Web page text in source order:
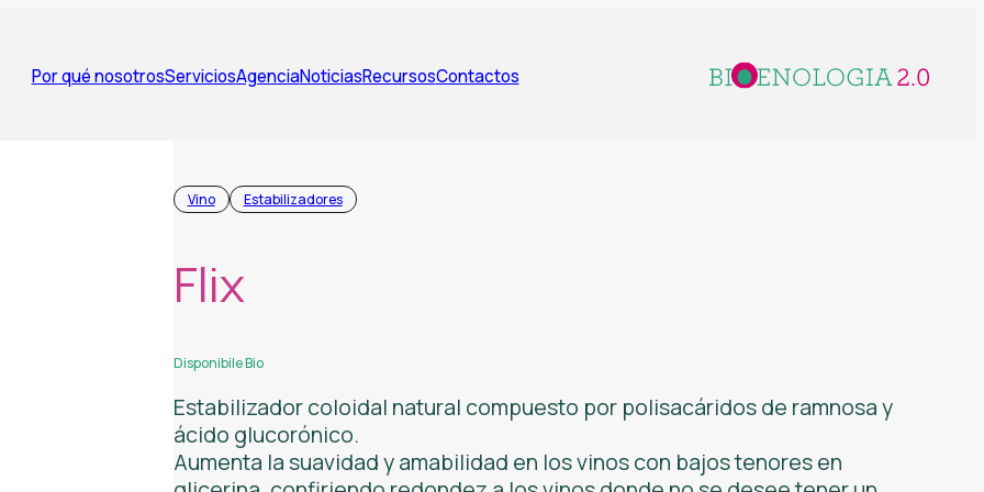
Por qué nosotrosServiciosAgenciaNoticiasRecursosContactos
Vino Estabilizadores
Flix
Disponibile Bio
Estabilizador coloidal natural compuesto por polisacáridos de ramnosa y
ácido glucorónico.
Aumenta la suavidad y amabilidad en los vinos con bajos tenores en